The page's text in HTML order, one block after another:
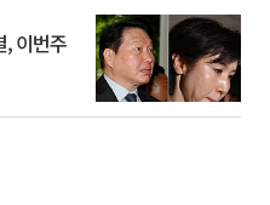
, 이번주